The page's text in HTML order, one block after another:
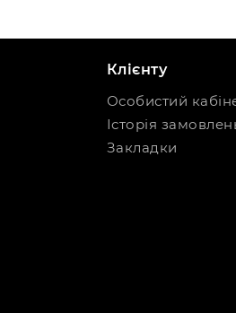
Клієнту
Особистий
Історія
Закладки